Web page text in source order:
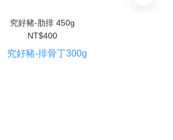
究好豬-肋排 450g
NT$400